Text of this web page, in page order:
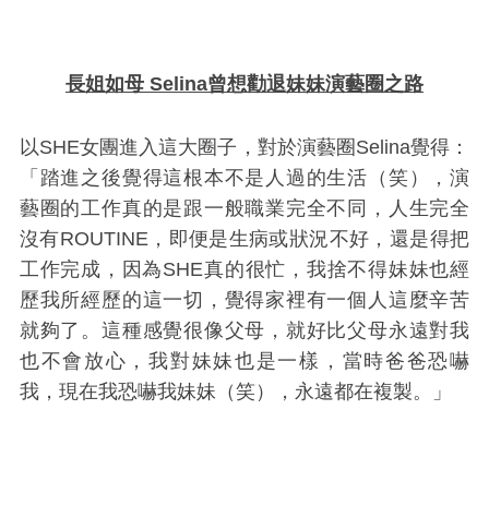
長姐如母 Selina曾想勸退妹妹演藝圈之路
以SHE女團進入這大圈子，對於演藝圈Selina覺得：
「踏進之後覺得這根本不是人過的生活（笑），演
藝圈的工作真的是跟一般職業完全不同，人生完全
沒有ROUTINE，即便是生病或狀況不好，還是得把
工作完成，因為SHE真的很忙，我捨不得妹妹也經
歷我所經歷的這一切，覺得家裡有一個人這麼辛苦
就夠了。這種感覺很像父母，就好比父母永遠對我
也不會放心，我對妹妹也是一樣，當時爸爸恐嚇
我，現在我恐嚇我妹妹（笑），永遠都在複製。」